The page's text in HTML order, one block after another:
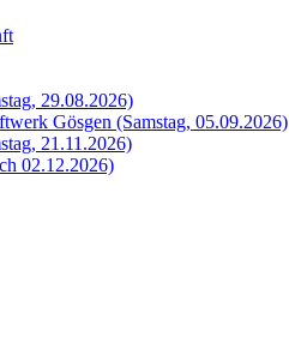
29.08.2026)
Gösgen (Samstag, 05.09.2026)
21.11.2026)
02.12.2026)